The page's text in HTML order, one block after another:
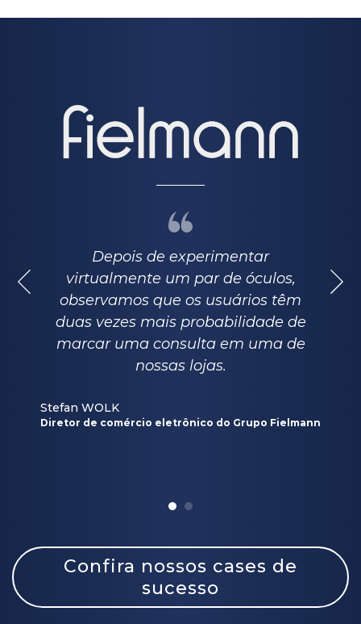
Depois de experimentar
virtualmente um par de óculos,
observamos que os usuários têm
duas vezes mais probabilidade de
marcar uma consulta em uma de
nossas lojas.
Stefan WOLK
Diretor de comércio eletrônico do Grupo Fielmann
Confira nossos cases de
sucesso